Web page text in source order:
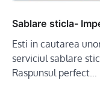
Sablare sticla-
Esti in cautarea
serviciul sablare
Raspunsul perfect…